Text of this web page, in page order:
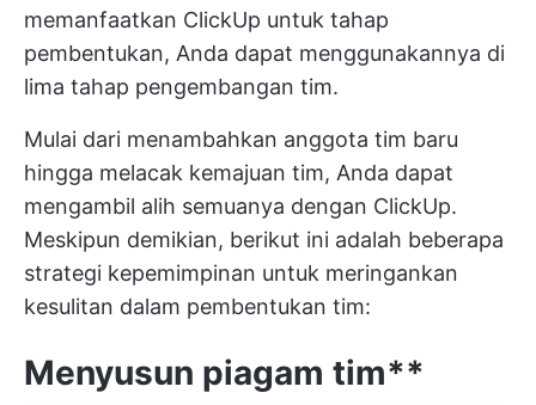
memanfaatkan ClickUp untuk tahap
pembentukan, Anda dapat menggunakannya di
lima tahap pengembangan tim.
Mulai dari menambahkan anggota tim baru
hingga melacak kemajuan tim, Anda dapat
mengambil alih semuanya dengan ClickUp.
Meskipun demikian, berikut ini adalah beberapa
strategi kepemimpinan untuk meringankan
kesulitan dalam pembentukan tim:
Menyusun piagam tim**